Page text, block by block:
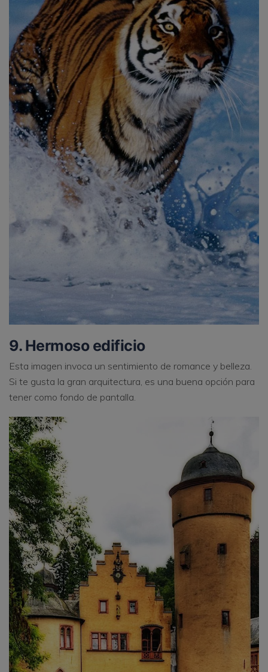
9. Hermoso edificio
Esta imagen invoca un sentimiento de romance y belleza.
Si te gusta la gran arquitectura, es una buena opción para
tener como fondo de pantalla.